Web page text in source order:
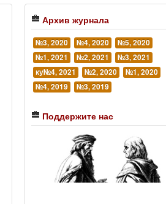
Архив журнала
№3, 2020 №4, 2020
№5, 2020
№1, 2021
№2, 2021
№3, 2021
ку№4, 2021
№2, 2020
№1, 2020
№4, 2019
№3, 2019
Поддержите нас